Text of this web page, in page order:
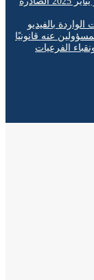
بالفيديو
عنه قانونيًا
الفرعيات